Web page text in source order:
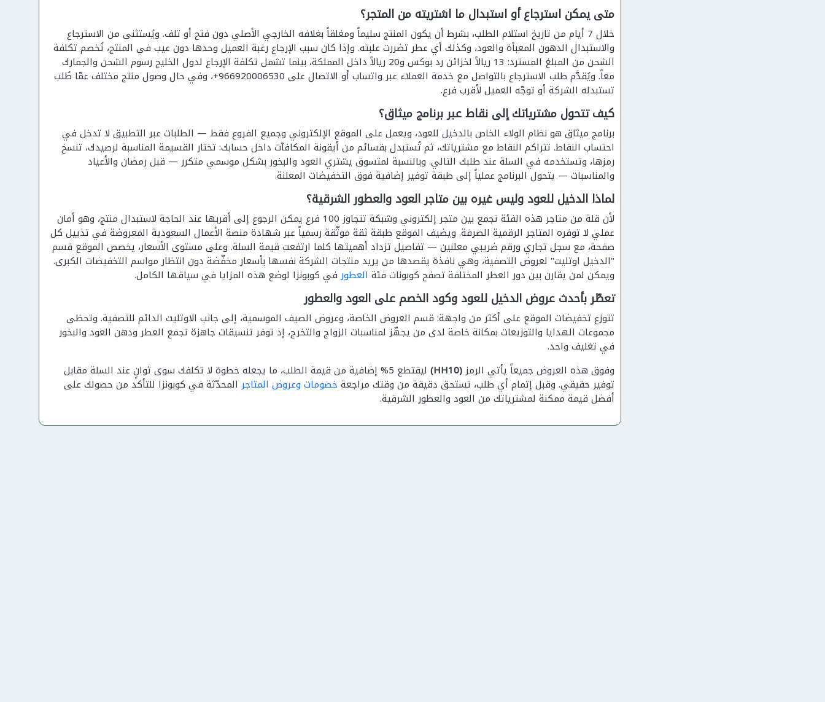
متى يمكن استرجاع أو استبدال ما اشتريته من المتجر؟
خلال 7 أيام من تاريخ استلام الطلب، بشرط أن يكون المنتج سليماً ومغلقاً بغلافه الخارجي الأصلي دون فتح أو تلف. ويُستثنى من الاسترجاع
والاستبدال الدهون المعبأة والعود، وكذلك أي عطر تضررت علبته. وإذا كان سبب الإرجاع رغبة العميل وحدها دون عيب في المنتج، تُخصم تكلفة
الشحن من المبلغ المسترد: 13 ريالاً لخزائن رد بوكس و20 ريالاً داخل المملكة، بينما تشمل تكلفة الإرجاع لدول الخليج رسوم الشحن والجمارك
معاً. ويُقدَّم طلب الاسترجاع بالتواصل مع خدمة العملاء عبر واتساب أو الاتصال على 966920006530+، وفي حال وصول منتج مختلف عمّا طُلب
تستبدله الشركة أو توجّه العميل لأقرب فرع.
كيف تتحول مشترياتك إلى نقاط عبر برنامج ميثاق؟
برنامج ميثاق هو نظام الولاء الخاص بالدخيل للعود، ويعمل على الموقع الإلكتروني وجميع الفروع فقط — الطلبات عبر التطبيق لا تدخل في
احتساب النقاط. تتراكم النقاط مع مشترياتك، ثم تُستبدل بقسائم من أيقونة المكافآت داخل حسابك: تختار القسيمة المناسبة لرصيدك، تنسخ
رمزها، وتستخدمه في السلة عند طلبك التالي. وبالنسبة لمتسوق يشتري العود والبخور بشكل موسمي متكرر — قبل رمضان والأعياد
والمناسبات — يتحول البرنامج عملياً إلى طبقة توفير إضافية فوق التخفيضات المعلنة.
لماذا الدخيل للعود وليس غيره بين متاجر العود والعطور الشرقية؟
لأن قلة من متاجر هذه الفئة تجمع بين متجر إلكتروني وشبكة تتجاوز 100 فرع يمكن الرجوع إلى أقربها عند الحاجة لاستبدال منتج، وهو أمان
عملي لا توفره المتاجر الرقمية الصرفة. ويضيف الموقع طبقة ثقة موثّقة رسمياً عبر شهادة منصة الأعمال السعودية المعروضة في تذييل كل
صفحة، مع سجل تجاري ورقم ضريبي معلنين — تفاصيل تزداد أهميتها كلما ارتفعت قيمة السلة. وعلى مستوى الأسعار، يخصص الموقع قسم
"الدخيل اوتليت" لعروض التصفية، وهي نافذة يقصدها من يريد منتجات الشركة نفسها بأسعار مخفّضة دون انتظار مواسم التخفيضات الكبرى.
ويمكن لمن يقارن بين دور العطر المختلفة تصفح كوبونات فئة العطور في كوبونزا لوضع هذه المزايا في سياقها الكامل.
تعطّر بأحدث عروض الدخيل للعود وكود الخصم على العود والعطور
تتوزع تخفيضات الموقع على أكثر من واجهة: قسم العروض الخاصة، وعروض الصيف الموسمية، إلى جانب الاوتليت الدائم للتصفية. وتحظى
مجموعات الهدايا والتوزيعات بمكانة خاصة لدى من يجهّز لمناسبات الزواج والتخرج، إذ توفر تنسيقات جاهزة تجمع العطر ودهن العود والبخور
في تغليف واحد.
وفوق هذه العروض جميعاً يأتي الرمز(HH10)
ليقتطع 5% إضافية من قيمة الطلب، ما يجعله خطوة لا تكلفك سوى ثوانٍ عند السلة مقابل
توفير حقيقي. وقبل إتمام أي طلب، تستحق دقيقة من وقتك مراجعة خصومات وعروض المتاجر المحدّثة في كوبونزا للتأكد من حصولك على
أفضل قيمة ممكنة لمشترياتك من العود والعطور الشرقية.